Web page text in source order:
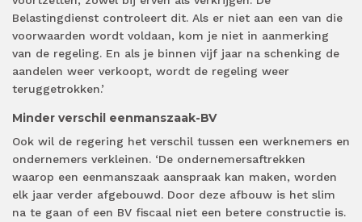
Belastingdienst controleert dit. Als er niet aan een van die
voorwaarden wordt voldaan, kom je niet in aanmerking
van de regeling. En als je binnen vijf jaar na schenking de
aandelen weer verkoopt, wordt de regeling weer
teruggetrokken.’
Minder verschil eenmanszaak-BV
Ook wil de regering het verschil tussen een werknemers en
ondernemers verkleinen. ‘De ondernemersaftrekken
waarop een eenmanszaak aanspraak kan maken, worden
elk jaar verder afgebouwd. Door deze afbouw is het slim
na te gaan of een BV fiscaal niet een betere constructie is.